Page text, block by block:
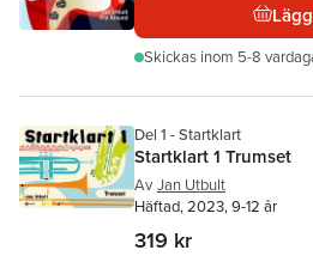
Skickas inom 5-8
Del 1 - Startklart
Startklart 1 Trumset
Av Jan Utbult
Häftad, 2023, 9-12 år
319 kr